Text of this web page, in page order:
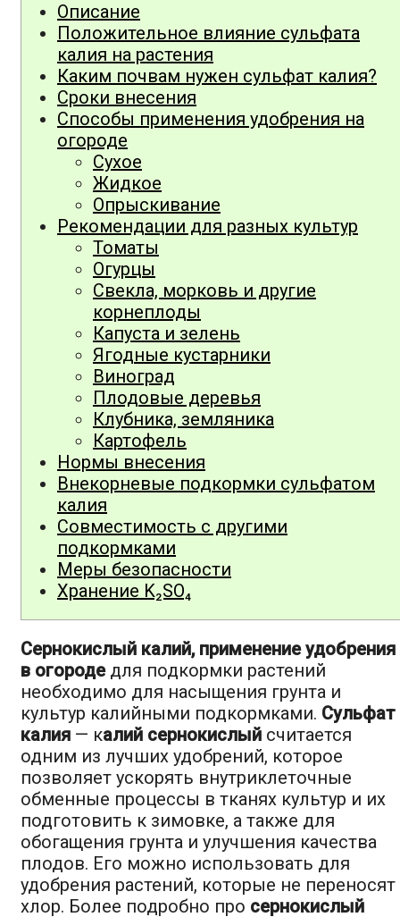
Описание
Положительное влияние сульфата
калия на растения
Каким почвам нужен сульфат калия?
Сроки внесения
Способы применения удобрения на
огороде
Сухое
Жидкое
Опрыскивание
Рекомендации для разных культур
Томаты
Огурцы
Свекла, морковь и другие
корнеплоды
Капуста и зелень
Ягодные кустарники
Виноград
Плодовые деревья
Клубника, земляника
Картофель
Нормы внесения
Внекорневые подкормки сульфатом
калия
Совместимость с другими
подкормками
Меры безопасности
Хранение K₂SO₄
Сернокислый калий, применение удобрения
в огородедля подкормки растений
необходимо для насыщения грунта и
культур калийными подкормками. Сульфат
калия — калий сернокислый считается
одним из лучших удобрений, которое
позволяет ускорять внутриклеточные
обменные процессы в тканях культур и их
подготовить к зимовке, а также для
обогащения грунта и улучшения качества
плодов. Его можно использовать для
удобрения растений, которые не переносят
хлор. Более подробно про сернокислый